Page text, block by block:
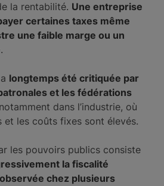
la rentabilité. Une entreprise
certaines taxes même
une faible marge ou un
.
longtemps été critiquée par
et les fédérations
dans l’industrie, où
et les coûts fixes sont élevés.
les pouvoirs publics consiste
la fiscalité
chez plusieurs